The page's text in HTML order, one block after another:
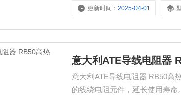
更新时间：2025-04-01
意大利ATE导线电阻器
意大利ATE导线电阻器 RB50高
的线绕电阻元件，延长使用寿命。